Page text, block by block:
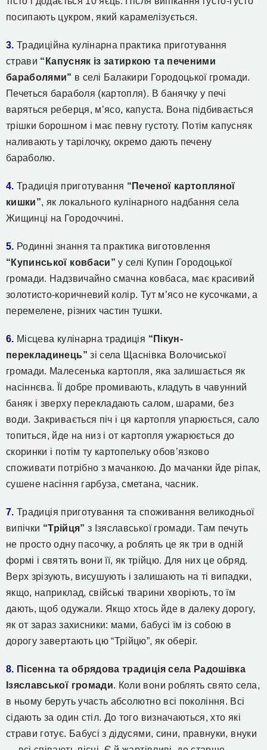
посипають цукром, який карамелізується.
3.Традиційна кулінарна практика приготування
страви “Капусняк із затиркою та печеними
бараболями” в селі Балакири Городоцької громади.
Печеться бараболя (картопля). В банячку у печі
варяться реберця, м’ясо, капуста. Вона підбивається
трішки борошном і має певну густоту. Потім капусняк
наливають у тарілочку, окремо дають печену
бараболю.
4.Традиція приготування “Печеної картопляної
кишки”, як локального кулінарного надбання села
Жищинці на Городоччині.
5. Родинні знання та практика виготовлення
“Купинської ковбаси” у селі Купин Городоцької
громади. Надзвичайно смачна ковбаса, має красивий
золотисто-коричневий колір. Тут м’ясо не кусочками, а
перемелене, різних частин тушки.
6. Місцева кулінарна традиція “Пікун-
перекладинець”зі села Щаснівка Волочиської
громади. Малесенька картопля, яка залишається як
насіннєва. Її добре промивають, кладуть в чавунний
баняк і зверху перекладають салом, шарами, без
води. Закривається піч і ця картопля упарюється, сало
топиться, йде на низ і от картопля ужарюється до
скоринки і потім ту картопельку обов’язково
споживати потрібно з мачанкою. До мачанки йде ріпак,
сушене насіння гарбуза, сметана, часник.
7. Традиція приготування та споживання великодньої
випічки “Трійця” з Ізяславської громади. Там печуть
не просто одну пасочку, а роблять це як три в одній
формі і святять вони її, як трійцю. Для них це обряд.
Верх зрізують, висушують і залишають на ті випадки,
якщо, наприклад, свійські тварини хворіють, то їм
дають, щоб одужали. Якщо хтось йде в далеку дорогу,
як от зараз захисники: мами, бабусі їм із собою в
дорогу завертають цю “Трійцю”, як оберіг.
8. Пісенна та обрядова традиція села Радошівка
Ізяславської громади. Коли вони роблять свято села,
в ньому беруть участь абсолютно всі покоління. Всі
сідають за один стіл. До того визначаються, хто які
страви готує. Бабусі з дідусями, сини, правнуки, внуки